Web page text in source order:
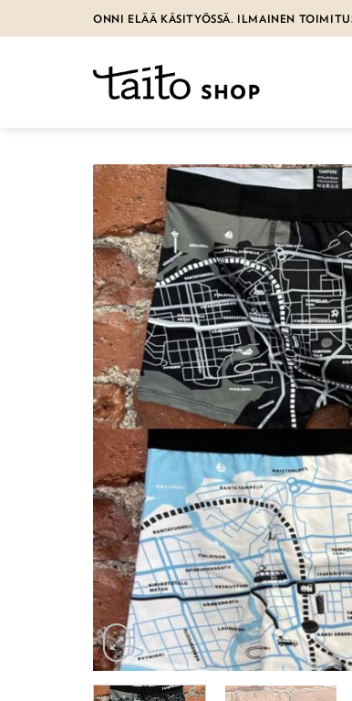
to
ONNI ELÄÄ KÄSITYÖSSÄ. ILMAINEN